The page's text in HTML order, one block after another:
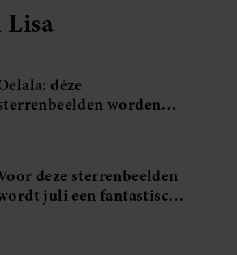
Lisa
déze
worden
deze sterrenbeelden
juli een fantastische